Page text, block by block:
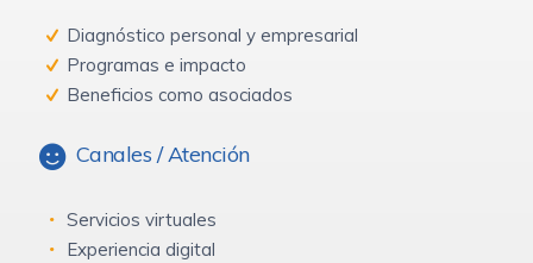
Diagnóstico personal y empresarial
Programas e impacto
Beneficios como asociados
Canales / Atención
Servicios virtuales
Experiencia digital